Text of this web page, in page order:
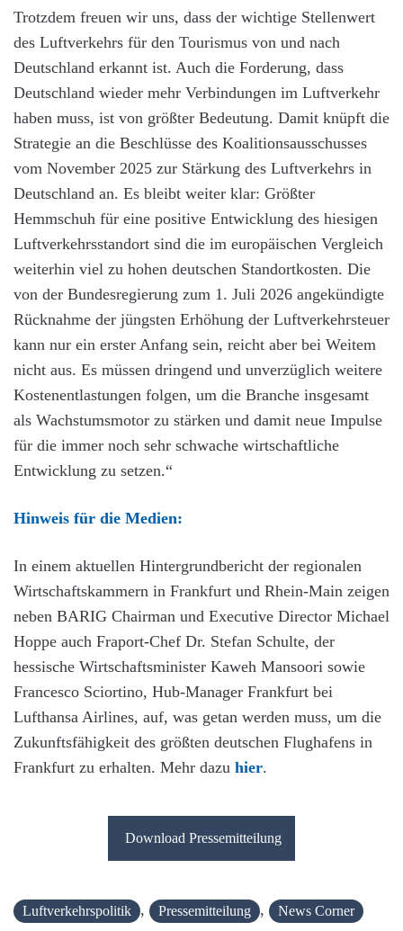
Trotzdem freuen wir uns, dass der wichtige Stellenwert
des Luftverkehrs für den Tourismus von und nach
Deutschland erkannt ist. Auch die Forderung, dass
Deutschland wieder mehr Verbindungen im Luftverkehr
haben muss, ist von größter Bedeutung. Damit knüpft die
Strategie an die Beschlüsse des Koalitionsausschusses
vom November 2025 zur Stärkung des Luftverkehrs in
Deutschland an. Es bleibt weiter klar: Größter
Hemmschuh für eine positive Entwicklung des hiesigen
Luftverkehrsstandort sind die im europäischen Vergleich
weiterhin viel zu hohen deutschen Standortkosten. Die
von der Bundesregierung zum 1. Juli 2026 angekündigte
Rücknahme der jüngsten Erhöhung der Luftverkehrsteuer
kann nur ein erster Anfang sein, reicht aber bei Weitem
nicht aus. Es müssen dringend und unverzüglich weitere
Kostenentlastungen folgen, um die Branche insgesamt
als Wachstumsmotor zu stärken und damit neue Impulse
für die immer noch sehr schwache wirtschaftliche
Entwicklung zu setzen.“
Hinweis für die Medien:
In einem aktuellen Hintergrundbericht der regionalen
Wirtschaftskammern in Frankfurt und Rhein-Main zeigen
neben BARIG Chairman und Executive Director Michael
Hoppe auch Fraport-Chef Dr. Stefan Schulte, der
hessische Wirtschaftsminister Kaweh Mansoori sowie
Francesco Sciortino, Hub-Manager Frankfurt bei
Lufthansa Airlines, auf, was getan werden muss, um die
Zukunftsfähigkeit des größten deutschen Flughafens in
Frankfurt zu erhalten. Mehr dazu hier.
Download Pressemitteilung
Luftverkehrspolitik , Pressemitteilung , News Corner